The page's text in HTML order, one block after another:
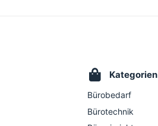
Kategorien
Bürobedarf
Bürotechnik